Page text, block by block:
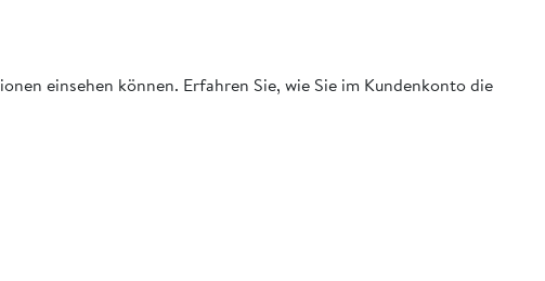
einsehen können. Erfahren Sie, wie Sie im Kundenkonto die